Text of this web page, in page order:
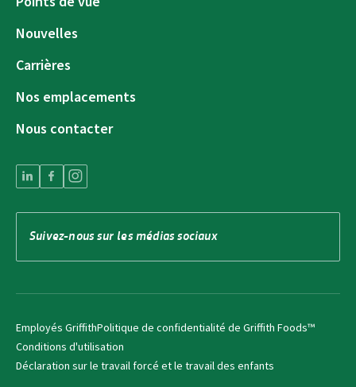
Nouvelles
Carrières
Nos emplacements
Nous contacter
Suivez-nous sur les médias sociaux
Employés GriffithPolitique de confidentialité de Griffith Foods™
Conditions d'utilisation
Déclaration sur le travail forcé et le travail des enfants